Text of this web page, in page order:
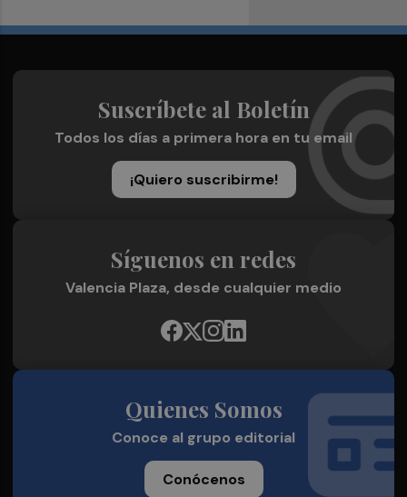
Suscríbete al Boletín
Todos los días a primera hora en tu email
¡Quiero suscribirme!
Síguenos en redes
Valencia Plaza, desde cualquier medio
Quienes Somos
Conoce al grupo editorial
Conócenos